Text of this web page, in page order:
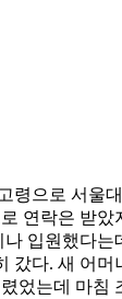
령으로 서울
연락은 받
입원했다는
갔다. 새 어머
었는데 마침